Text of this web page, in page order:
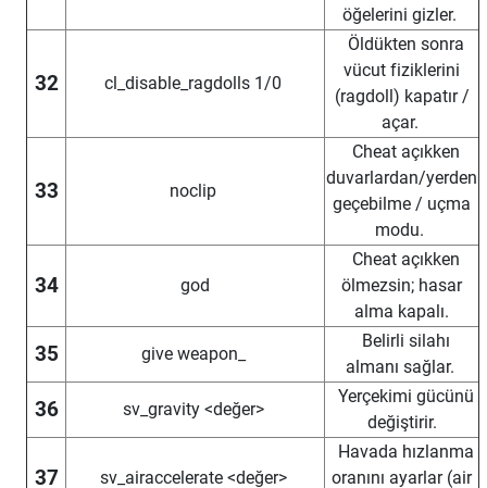
öğelerini gizler.
32 cl_disable_ragdolls 1/0
Öldükten sonra
vücut fiziklerini
(ragdoll) kapatır /
açar.
33 noclip
Cheat açıkken
duvarlardan/yerden
geçebilme / uçma
modu.
34 god
Cheat açıkken
ölmezsin; hasar
alma kapalı.
35 give weapon_
Belirli silahı
almanı sağlar.
36 sv_gravity <değer>
Yerçekimi gücünü
değiştirir.
37 sv_airaccelerate <değer>
Havada hızlanma
oranını ayarlar (air